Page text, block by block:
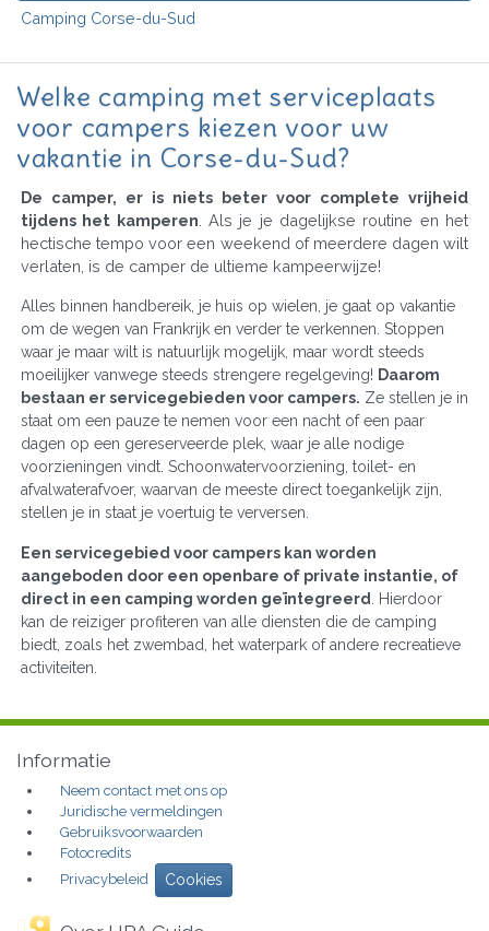
Camping Corse-du-Sud
Welke camping met serviceplaats
voor campers kiezen voor uw
vakantie in Corse-du-Sud?
De camper, er is niets beter voor complete vrijheid
tijdens het kamperen . Als je je dagelijkse routine en het
hectische tempo voor een weekend of meerdere dagen wilt
verlaten, is de camper de ultieme kampeerwijze!
Alles binnen handbereik, je huis op wielen, je gaat op vakantie
om de wegen van Frankrijk en verder te verkennen. Stoppen
waar je maar wilt is natuurlijk mogelijk, maar wordt steeds
moeilijker vanwege steeds strengere regelgeving! Daarom
bestaan er servicegebieden voor campers. Ze stellen je in
staat om een pauze te nemen voor een nacht of een paar
dagen op een gereserveerde plek, waar je alle nodige
voorzieningen vindt. Schoonwatervoorziening, toilet- en
afvalwaterafvoer, waarvan de meeste direct toegankelijk zijn,
stellen je in staat je voertuig te verversen.
Een servicegebied voor campers kan worden
aangeboden door een openbare of private instantie, of
direct in een camping worden geïntegreerd . Hierdoor
kan de reiziger profiteren van alle diensten die de camping
biedt, zoals het zwembad, het waterpark of andere recreatieve
activiteiten.
Informatie
Neem contact met ons op
Juridische vermeldingen
Gebruiksvoorwaarden
Fotocredits
Privacybeleid
Cookies